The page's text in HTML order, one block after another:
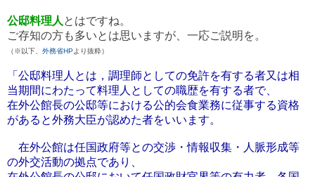
公邸料理人 とはですね。
ご存知の方も多いとは思いますが、一応ご説明を。
（※以下、 外務省HPより抜粋）
「公邸料理人とは，調理師としての免許を有する者又は相
当期間にわたって料理人としての職歴を有する者で、
在外公館長の公邸等における公的会食業務に従事する資格
があると外務大臣が認めた者をいいます。
在外公館は任国政府等との交渉・情報収集・人脈形成等
の外交活動の拠点であり、